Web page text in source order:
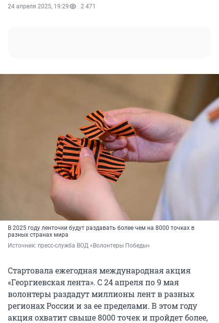
24 апреля 2025, 19:29 2 471
В 2025 году ленточки будут раздавать более чем на 8000 точках в
разных странах мира
Источник: пресс-служба ВОД «Волонтеры Победы»
Стартовала ежегодная международная акция
«Георгиевская лента». С 24 апреля по 9 мая
волонтеры раздадут миллионы лент в разных
регионах России и за ее пределами. В этом году
акция охватит свыше 8000 точек и пройдет более,